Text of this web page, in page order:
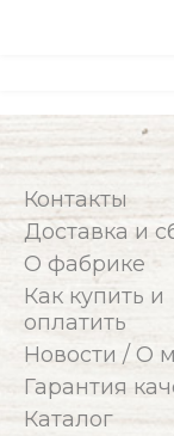
Контакты
Доставка и
О фабрике
Как купить и
оплатить
Новости / О
Гарантия
Каталог